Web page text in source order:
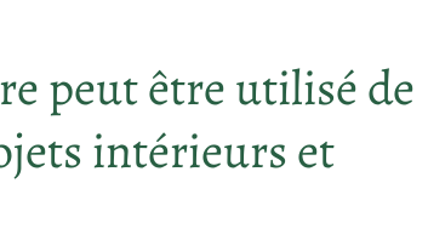
peut être utilisé de
intérieurs et